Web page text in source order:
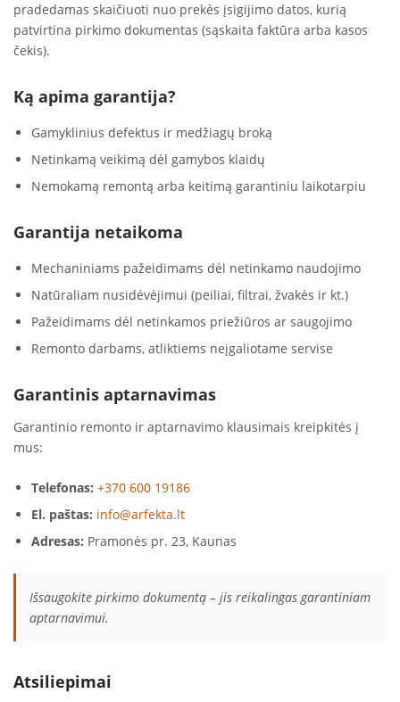
pradedamas skaičiuoti nuo prekės įsigijimo datos, kurią
patvirtina pirkimo dokumentas (sąskaita faktūra arba kasos
čekis).
Ką apima garantija?
Gamyklinius defektus ir medžiagų broką
Netinkamą veikimą dėl gamybos klaidų
Nemokamą remontą arba keitimą garantiniu laikotarpiu
Garantija netaikoma
Mechaniniams pažeidimams dėl netinkamo naudojimo
Natūraliam nusidėvėjimui (peiliai, filtrai, žvakės ir kt.)
Pažeidimams dėl netinkamos priežiūros ar saugojimo
Remonto darbams, atliktiems neįgaliotame servise
Garantinis aptarnavimas
Garantinio remonto ir aptarnavimo klausimais kreipkitės į
mus:
Telefonas: +370 600 19186
El. paštas: info@arfekta.lt
Adresas: Pramonės pr. 23, Kaunas
Išsaugokite pirkimo dokumentą – jis reikalingas garantiniam
aptarnavimui.
Atsiliepimai